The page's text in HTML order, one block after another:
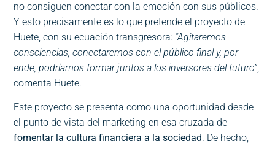
no consiguen conectar con la emoción con sus públicos.
Y esto precisamente es lo que pretende el proyecto de
Huete, con su ecuación transgresora: “Agitaremos
consciencias, conectaremos con el público final y, por
ende, podríamos formar juntos a los inversores del futuro”,
comenta Huete.
Este proyecto se presenta como una oportunidad desde
el punto de vista del marketing en esa cruzada de
fomentar la cultura financiera a la sociedad. De hecho,